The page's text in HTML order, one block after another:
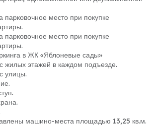
место при покупке
место при покупке
в ЖК «Яблоневые сады»
жилых этажей в каждом подъезде.
улицы.
машино-места площадью 13,25 кв.м.